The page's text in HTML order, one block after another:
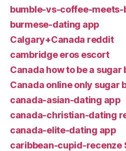
bumble-vs-coffee-meets-
burmese-dating app
Calgary+Canada reddit
cambridge eros escort
Canada how to be a sugar
Canada online only sugar
canada-asian-dating app
canada-christian-dating
canada-elite-dating app
caribbean-cupid-recenze